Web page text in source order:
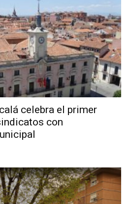
celebra el primer
con